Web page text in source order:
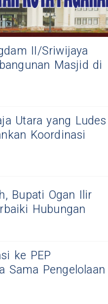
II/Sriwijaya
Masjid di
Utara yang Ludes
Koordinasi
Bupati Ogan Ilir
Hubungan
ke PEP
Sama Pengelolaan